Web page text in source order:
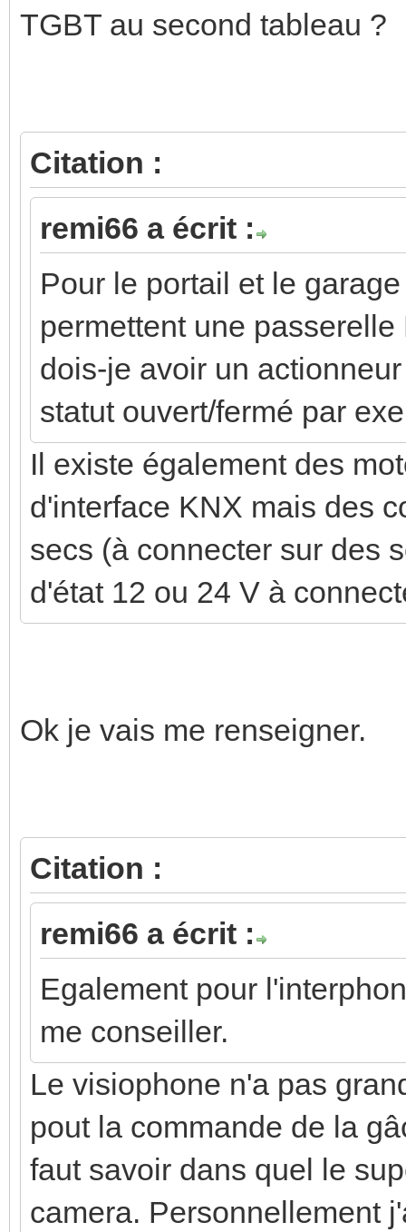
TGBT au second tableau ?
Citation :
remi66 a écrit :
Pour le portail et le
permettent une
dois-je avoir un
statut ouvert/fermé par
Il existe également des
d'interface KNX mais des
secs (à connecter sur des
d'état 12 ou 24 V à
Ok je vais me renseigner.
Citation :
remi66 a écrit :
Egalement pour
me conseiller.
Le visiophone n'a pas
pout la commande de la
faut savoir dans quel le
camera. Personnellement